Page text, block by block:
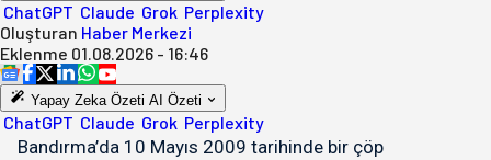
ChatGPT Claude Grok Perplexity
Oluşturan Haber Merkezi
Eklenme 01.08.2026 - 16:46
Yapay Zeka Özeti AI Özeti
ChatGPT Claude Grok Perplexity
Bandırma’da 10 Mayıs 2009 tarihinde bir çöp